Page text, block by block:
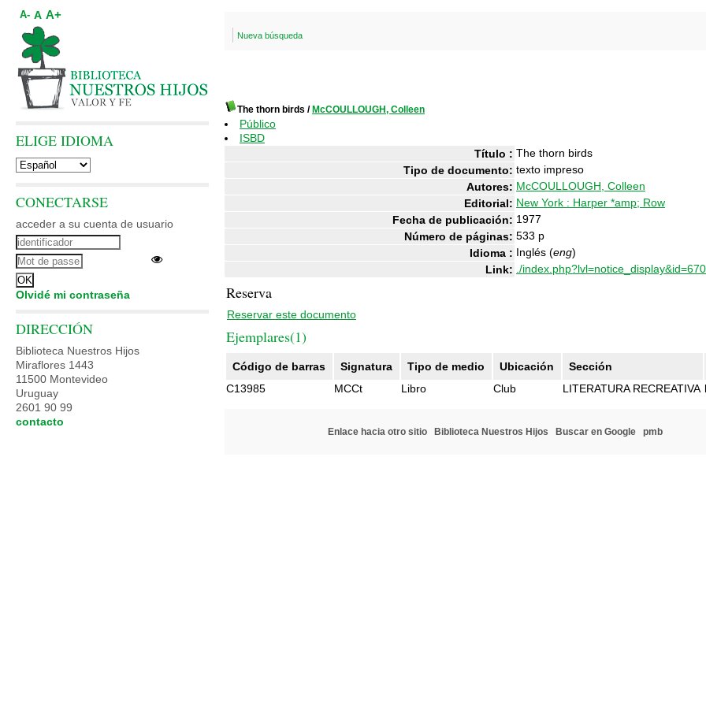
Nueva búsqueda
The thorn birds / McCOULLOUGH, Colleen
Público
ISBD
Título : The thorn birds
Tipo de documento: texto impreso
Autores: McCOULLOUGH, Colleen
Editorial: New York : Harper *amp; Row
Fecha de publicación: 1977
Número de páginas: 533 p
Idioma : Inglés (eng)
Link: ./
Reserva
Reservar este documento
Ejemplares(1)
Código de barras Signatura Tipo de medio Ubicación
Sección
C13985
MCCt Libro Club LITERATURA RECREATIVA
Enlace hacia otro sitio Biblioteca Nuestros Hijos Buscar en Google pmb
A- A A+
ELIGE IDIOMA
CONECTARSE
acceder a su cuenta de usuario
Olvidé mi contraseña
DIRECCIÓN
Biblioteca Nuestros Hijos
Miraflores 1443
11500 Montevideo
Uruguay
2601 90 99
contacto